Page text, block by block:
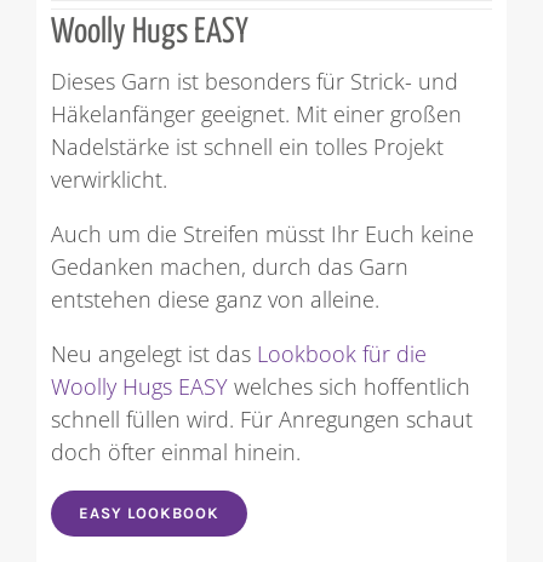
Woolly Hugs EASY
Dieses Garn ist besonders für Strick- und
Häkelanfänger geeignet. Mit einer großen
Nadelstärke ist schnell ein tolles Projekt
verwirklicht.
Auch um die Streifen müsst Ihr Euch keine
Gedanken machen, durch das Garn
entstehen diese ganz von alleine.
Neu angelegt ist das Lookbook für die
Woolly Hugs EASYwelches sich hoffentlich
schnell füllen wird. Für Anregungen schaut
doch öfter einmal hinein.
EASY LOOKBOOK